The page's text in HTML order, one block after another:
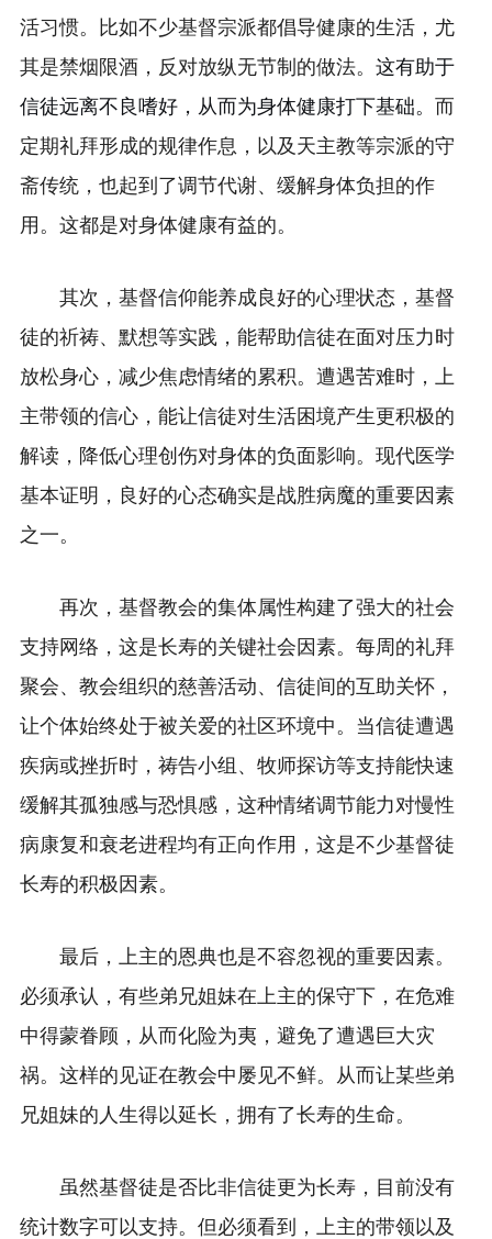
活习惯。比如不少基督宗派都倡导健康的生活，尤
其是禁烟限酒，反对放纵无节制的做法。 这有助于
信徒远离不良嗜好，从而为身体健康打下基础。 而
定期礼拜形成的规律作息，以及天主教等宗派的守
斋传统，也起到了调节代谢、缓解身体负担的作
用。这都是对身体健康有益的。
其次，基督信仰能养成良好的心理状态，基督
徒的祈祷、默想等实践，能帮助信徒在面对压力时
放松身心，减少焦虑情绪的累积。遭遇苦难时，上
主带领的信心，能让信徒对生活困境产生更积极的
解读，降低心理创伤对身体的负面影响。现代医学
基本证明，良好的心态确实是战胜病魔的重要因素
之一。
再次，基督教会的集体属性构建了强大的社会
支持网络，这是长寿的关键社会因素。每周的礼拜
聚会、教会组织的慈善活动、信徒间的互助关怀，
让个体始终处于被关爱的社区环境中。当信徒遭遇
疾病或挫折时，祷告小组、牧师探访等支持能快速
缓解其孤独感与恐惧感，这种情绪调节能力对慢性
病康复和衰老进程均有正向作用，这是不少基督徒
长寿的积极因素。
最后，上主的恩典也是不容忽视的重要因素。
必须承认，有些弟兄姐妹在上主的保守下，在危难
中得蒙眷顾，从而化险为夷，避免了遭遇巨大灾
祸。这样的见证在教会中屡见不鲜。从而让某些弟
兄姐妹的人生得以延长，拥有了长寿的生命。
虽然基督徒是否比非信徒更为长寿，目前没有
统计数字可以支持。但必须看到，上主的带领以及